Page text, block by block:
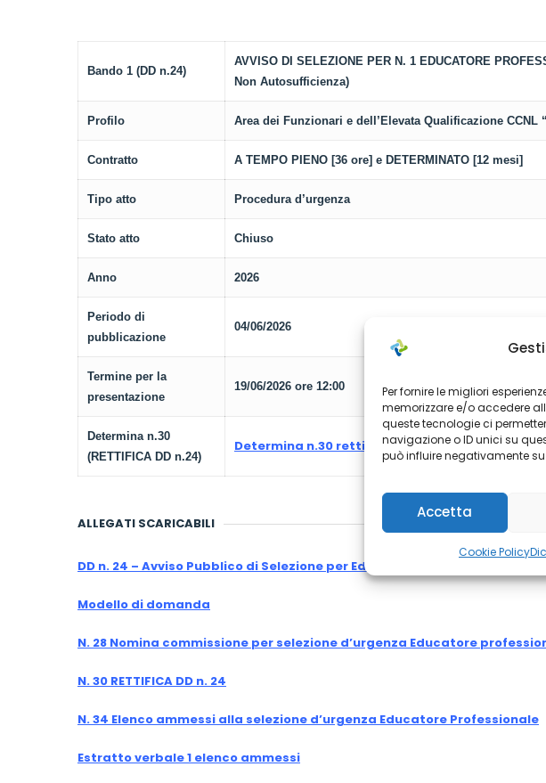
Per fornire le migliori
memorizzare e/o accedere
queste tecnologie ci
navigazione o ID unici su
può influire negativamente
Accetta
Cookie Policy
Bando 1 (DD n.24)
AVVISO DI SELEZIONE PER N. 1 EDUCATORE
Non Autosufficienza)
Profilo Area dei Funzionari e dell’Elevata Qualificazione CCNL
Contratto A TEMPO PIENO [36 ore] e DETERMINATO [12 mesi]
Tipo atto Procedura d’urgenza
Stato atto Chiuso
Anno 2026
Periodo di
pubblicazione
04/06/2026
Termine per la
presentazione
19/06/2026 ore 12:00
Determina n.30
(RETTIFICA DD n.24)
Determina n.30 rettifica DD n.24
ALLEGATI SCARICABILI
DD n. 24 – Avviso Pubblico di Selezione per Educatore Professionale
Modello di domanda
N. 28 Nomina commissione per selezione d’urgenza Educatore
N. 30 RETTIFICA DD n. 24
N. 34 Elenco ammessi alla selezione d’urgenza Educatore Professionale
Estratto verbale 1 elenco ammessi